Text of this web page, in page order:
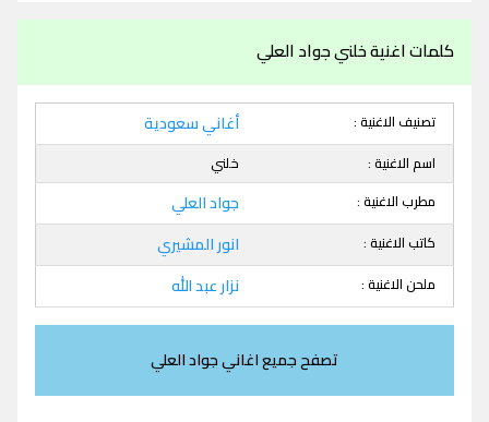
كلمات اغنية خلني جواد العلي
تصنيف الاغنية : أغاني سعودية
اسم الاغنية :
خلني
مطرب الاغنية :
جواد العلي
كاتب الاغنية : انور المشيري
ملحن الاغنية : نزار عبد الله
تصفح جميع اغاني جواد العلي